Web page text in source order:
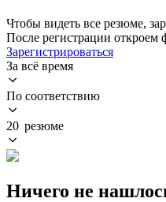
Чтобы видеть все резюме,
После регистрации откроем
Зарегистрироваться
За всё время
По соответствию
20 резюме
Ничего не